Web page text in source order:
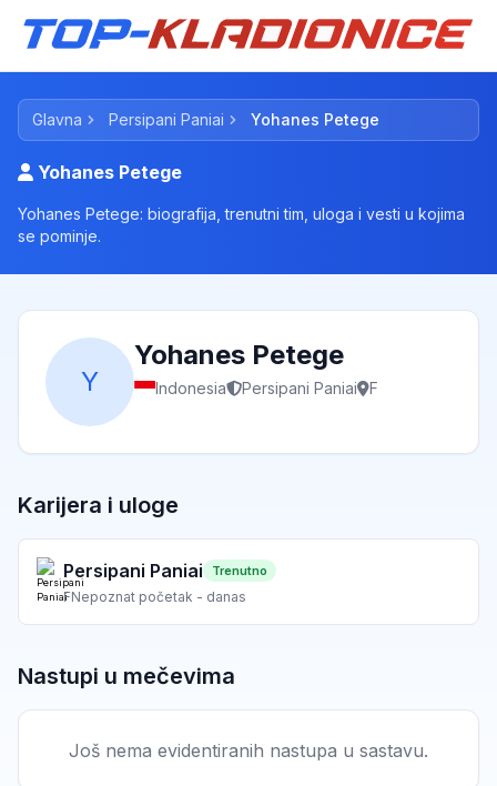
Glavna Persipani Paniai Yohanes Petege
Yohanes Petege
Yohanes Petege: biografija, trenutni tim, uloga i vesti u kojima
se pominje.
Y
Yohanes Petege
Indonesia Persipani Paniai F
Karijera i uloge
Persipani Paniai Trenutno
FNepoznat početak - danas
Nastupi u mečevima
Još nema evidentiranih nastupa u sastavu.